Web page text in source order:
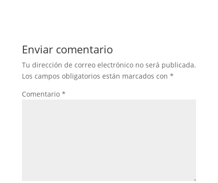
Enviar comentario
Tu dirección de correo electrónico no será publicada.
Los campos obligatorios están marcados con *
Comentario *